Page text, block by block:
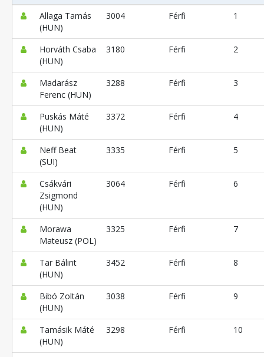
Allaga Tamás
(HUN)
3004 Férfi 1
Horváth Csaba
(HUN)
3180 Férfi 2
Madarász
Ferenc (HUN)
3288 Férfi 3
Puskás Máté
(HUN)
3372 Férfi 4
Neff Beat
(SUI)
3335 Férfi 5
Csákvári
Zsigmond
(HUN)
3064 Férfi 6
Morawa
Mateusz (POL)
3325 Férfi 7
Tar Bálint
(HUN)
3452 Férfi 8
Bibó Zoltán
(HUN)
3038 Férfi 9
Tamásik Máté
(HUN)
3298 Férfi 10